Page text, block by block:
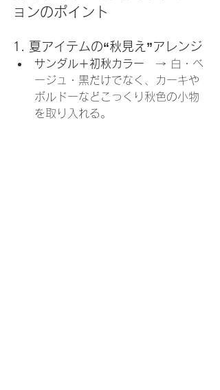
ョンのポイント
1. 夏アイテムの“秋見え”アレンジ
サンダル＋初秋カラー → 白・ベ
ージュ・黒だけでなく、カーキや
ボルドーなどこっくり秋色の小物
を取り入れる。